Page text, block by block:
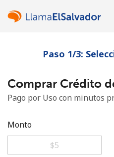
¿Ya tienes una
Paso 1/3:
Comprar Crédito
Pago por Uso con minutos
Monto
⁦$5⁩